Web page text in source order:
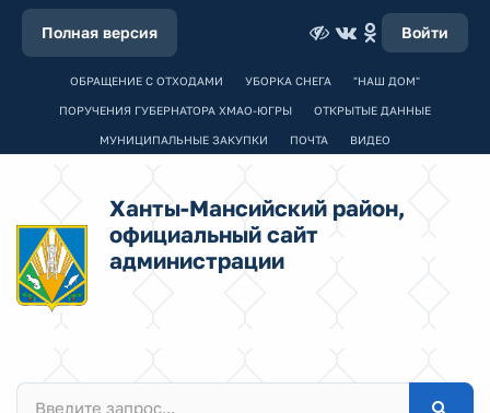
Полная версия Войти
ОБРАЩЕНИЕ С ОТХОДАМИ УБОРКА СНЕГА "НАШ ДОМ"
ПОРУЧЕНИЯ ГУБЕРНАТОРА ХМАО-ЮГРЫ ОТКРЫТЫЕ ДАННЫЕ
МУНИЦИПАЛЬНЫЕ ЗАКУПКИ ПОЧТА ВИДЕО
Ханты-Мансийский район,
официальный сайт
администрации